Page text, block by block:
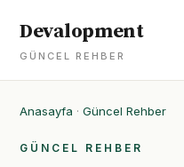
Devalopment
GÜNCEL REHBER
Anasayfa · Güncel Rehber
GÜNCEL REHBER